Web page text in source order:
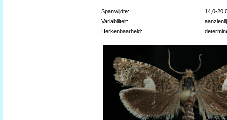
Spanwijdte:
14,0-
Variabiliteit:
Herkenbaarheid: